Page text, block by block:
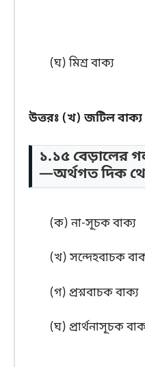
(ঘ) মিশ্র বাক্য
উত্তরঃ (খ) জটিল বাক্য
১.১৫ বেড়ালের
—অর্থগত দিক
(ক) না-সূচক বাক্য
(খ) সন্দেহবাচক
(গ) প্রশ্নবাচক বাক্য
(ঘ) প্রার্থনাসূচক